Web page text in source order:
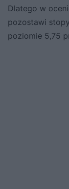
Dlatego w
pozostawi
poziomie 5,75